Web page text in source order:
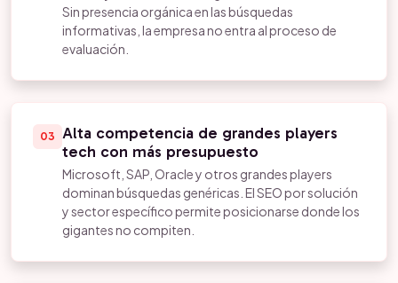
Sin presencia orgánica en las búsquedas
informativas, la empresa no entra al proceso de
evaluación.
03 Alta competencia de grandes players
tech con más presupuesto
Microsoft, SAP, Oracle y otros grandes players
dominan búsquedas genéricas. El SEO por solución
y sector específico permite posicionarse donde los
gigantes no compiten.